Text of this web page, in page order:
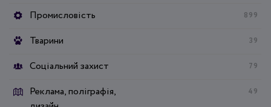
Промисловість 899
Тварини 39
Соціальний захист 79
Реклама, поліграфія,
49